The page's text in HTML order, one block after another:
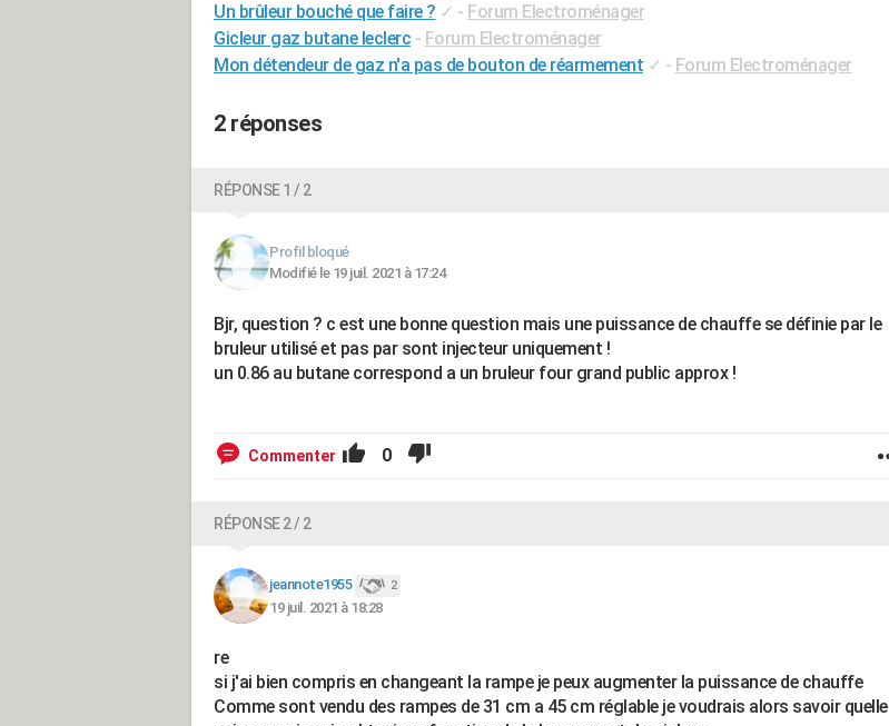
Un brûleur bouché que faire ? ✓ - Forum Electroménager
Gicleur gaz butane leclerc - Forum Electroménager
Mon détendeur de gaz n'a pas de bouton de réarmement ✓ - Forum Electroménager
2 réponses
RÉPONSE 1 / 2
Profil bloqué
Modifié le 19 juil. 2021 à 17:24
Bjr, question ? c est une bonne question mais une puissance de chauffe se définie par le
bruleur utilisé et pas par sont injecteur uniquement !
un 0.86 au butane correspond a un bruleur four grand public approx !
Commenter 0
RÉPONSE 2 / 2
jeannote1955 2
19 juil. 2021 à 18:28
re
si j'ai bien compris en changeant la rampe je peux augmenter la puissance de chauffe
Comme sont vendu des rampes de 31 cm a 45 cm réglable je voudrais alors savoir quelle